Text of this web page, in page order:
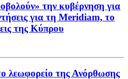
την κυβέρνηση για
για τη Meridiam, το
της Κύπρου
λεωφορείο της Ανόρθωσης